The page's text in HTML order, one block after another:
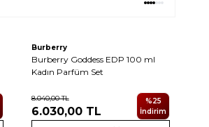
Burberry
Burberry Goddess EDP 100 ml
Kadın Parfüm Set
8.040,00TL
6.030,00TL
%25
İndirim